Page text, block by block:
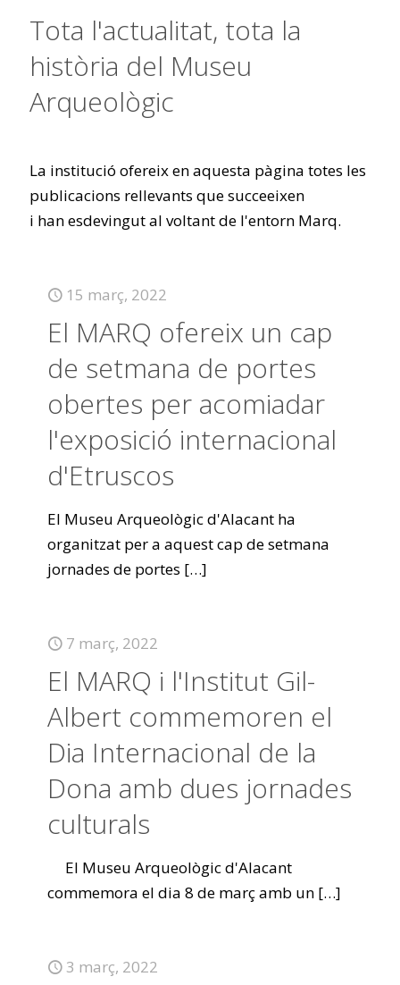
Tota l'actualitat, tota la
història del Museu
Arqueològic
La institució ofereix en aquesta pàgina totes les
publicacions rellevants que succeeixen
i han esdevingut al voltant de l'entorn Marq.
15 març, 2022
El MARQ ofereix un cap
de setmana de portes
obertes per acomiadar
l'exposició internacional
d'Etruscos
El Museu Arqueològic d'Alacant ha
organitzat per a aquest cap de setmana
jornades de portes […]
7 març, 2022
El MARQ i l'Institut Gil-
Albert commemoren el
Dia Internacional de la
Dona amb dues jornades
culturals
El Museu Arqueològic d'Alacant
commemora el dia 8 de març amb un […]
3 març, 2022